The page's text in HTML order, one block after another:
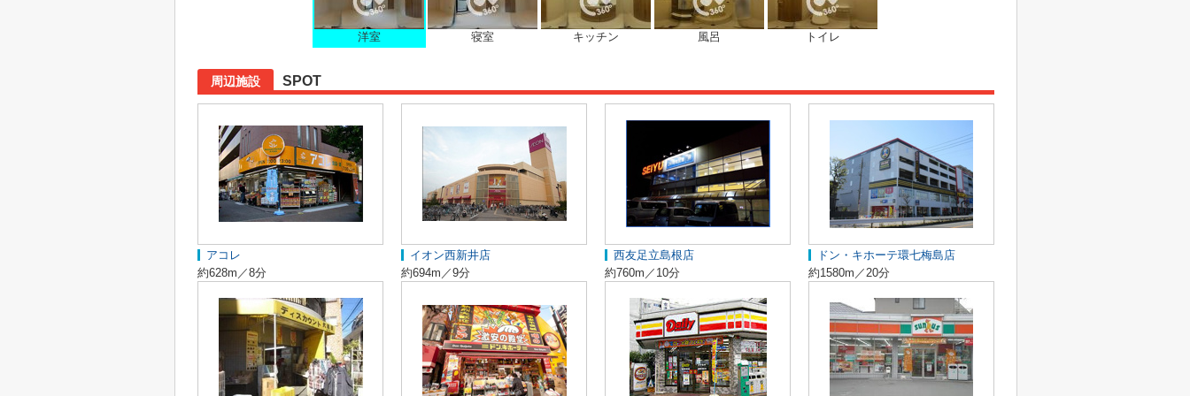
洋室 寝室 キッチン 風呂 トイレ
周辺施設 SPOT
アコレ
約628m／8分
イオン西新井店
約694m／9分
西友足立島根店
約760m／10分
ドン・キホーテ環七梅島店
約1580m／20分